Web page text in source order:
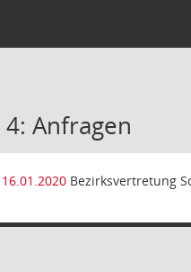
4: Anfragen
16.01.2020 Bezirksvertretung